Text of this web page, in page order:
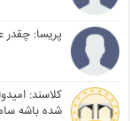
پریسا: چقدر
کلاسند:
شده باشه